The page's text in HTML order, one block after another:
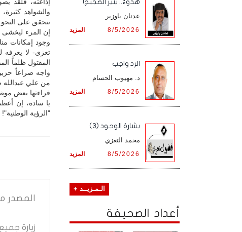
إذاعته، فلقد
إن المرء ليخشى
وجود إمكانات
تعزي- لا
واجه صراعاً
من علي عبدالله
قراءتها بعض
يا سادة، إن
"الرؤية الوطنية"!
المصدر
زيارة
هدوءٌ.. يثير الضجيج!
عدنان باوزير
المزيد 8/5/2026
الرد واجب
د. مهيوب الحسام
المزيد 8/5/2026
بشارة الوجود (3)
محمد التعزي
المزيد 8/5/2026
الـمـزيــد +
أعداد الصحيفة